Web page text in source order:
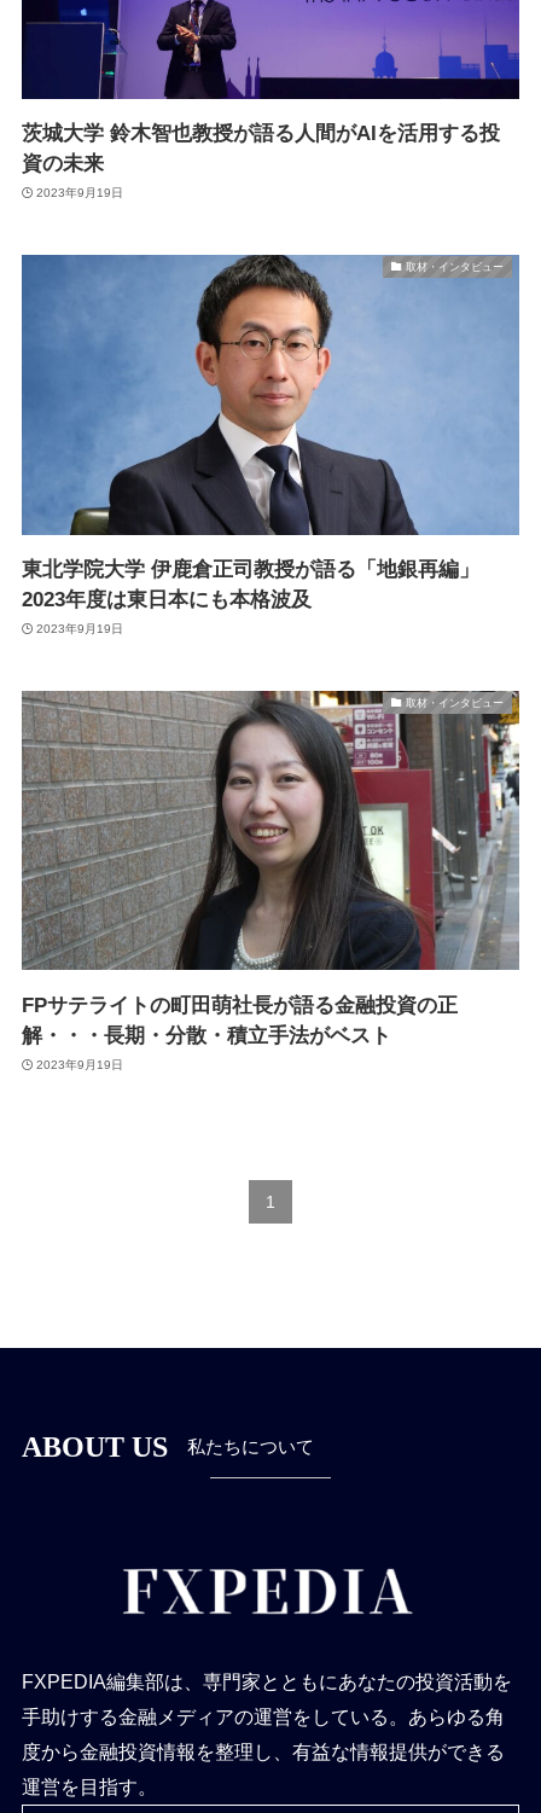
茨城大学 鈴木智也教授が語る人間がAIを活用する投
資の未来
2023年9月19日
取材・インタビュー
東北学院大学 伊鹿倉正司教授が語る「地銀再編」
2023年度は東日本にも本格波及
2023年9月19日
取材・インタビュー
FPサテライトの町田萌社長が語る金融投資の正
解・・・長期・分散・積立手法がベスト
2023年9月19日
1
ABOUT US 私たちについて
FXPEDIA編集部は、専門家とともにあなたの投資活動を
手助けする金融メディアの運営をしている。あらゆる角
度から金融投資情報を整理し、有益な情報提供ができる
運営を目指す。